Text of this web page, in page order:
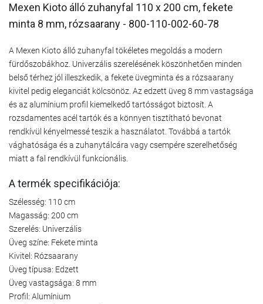
Mexen Kioto álló zuhanyfal 110 x 200 cm, fekete
minta 8 mm, rózsaarany - 800-110-002-60-78
A Mexen Kioto álló zuhanyfal tökéletes megoldás a modern
fürdőszobákhoz. Univerzális szerelésének köszönhetően minden
belső térhez jól illeszkedik, a fekete üvegminta és a rózsaarany
kivitel pedig eleganciát kölcsönöz. Az edzett üveg 8 mm vastagsága
és az alumínium profil kiemelkedő tartósságot biztosít. A
rozsdamentes acél tartók és a könnyen tisztítható bevonat
rendkívül kényelmessé teszik a használatot. Továbbá a tartók
vághatósága és a zuhanytálcára vagy csempére szerelhetőség
miatt a fal rendkívül funkcionális.
A termék specifikációja:
Szélesség: 110 cm
Magasság: 200 cm
Szerelés: Univerzális
Üveg színe: Fekete minta
Kivitel: Rózsaarany
Üveg típusa: Edzett
Üveg vastagsága: 8 mm
Profil: Alumínium